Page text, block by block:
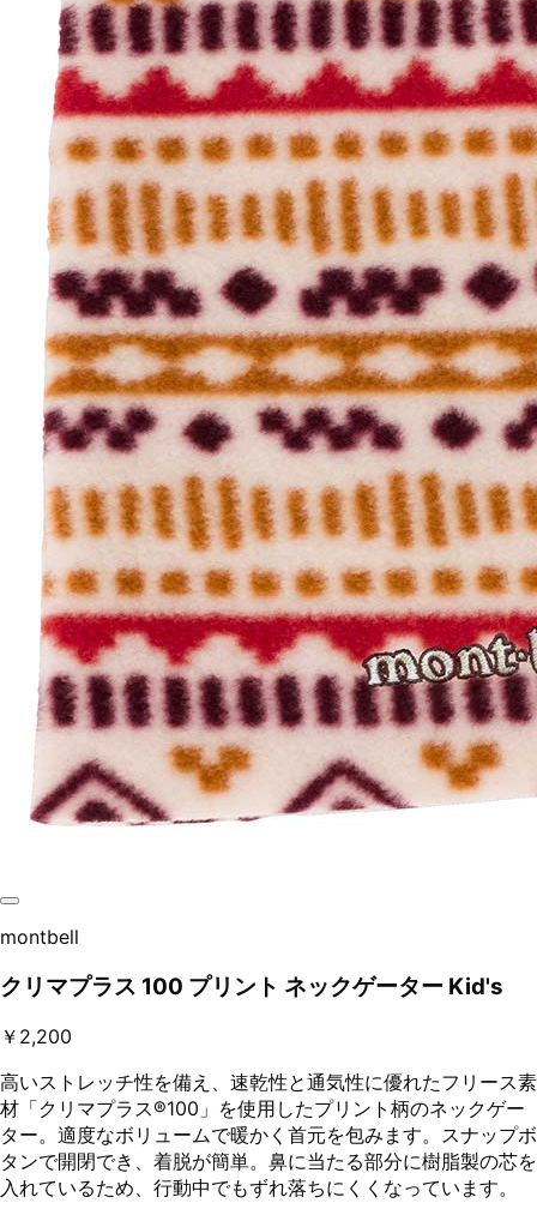
montbell
クリマプラス 100 プリント ネックゲーター Kid's
￥2,200
高いストレッチ性を備え、速乾性と通気性に優れたフリース素
材「クリマプラス®100」を使用したプリント柄のネックゲー
ター。適度なボリュームで暖かく首元を包みます。スナップボ
タンで開閉でき、着脱が簡単。鼻に当たる部分に樹脂製の芯を
入れているため、行動中でもずれ落ちにくくなっています。